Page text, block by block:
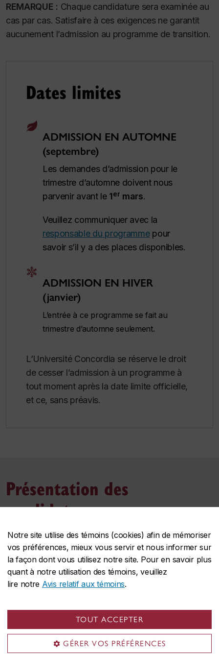
Notre site utilise des témoins (cookies) afin de mémoriser
vos préférences, mieux vous servir et nous informer sur
la façon dont vous utilisez notre site. Pour en savoir plus
quant à notre utilisation des témoins, veuillez
lire notre Avis relatif aux témoins.
TOUT ACCEPTER
GÉRER VOS PRÉFÉRENCES
REMARQUE : Chaque candidature sera examinée au
cas par cas. Satisfaire à ces exigences ne garantit
aucunement l’admission au programme de transition.
Dates limites
ADMISSION EN AUTOMNE
(septembre)
Les demandes d’admission pour le
trimestre d’automne doivent nous
parvenir avant le 1er mars.
Veuillez communiquer avec la
responsable du programmepour
savoir s’il y a des places disponibles.
ADMISSION EN HIVER
(janvier)
L’entrée à ce programme se fait au
trimestre d’automne seulement.
L’Université Concordia se réserve le droit
de cesser l’admission à un programme à
tout moment après la date limite officielle,
et ce, sans préavis.
Présentation des
candidatures
Pour commencer une demande d’admission,
rendez-vous à
l’adresse
concordia.ca/applynow.
Suivez les étapes indiquées pour créer votre
formulaire, cochez la case appropriée pour
préciser que vous possédez le statut
d’Autochtone et que vous n’avez pas suivi les